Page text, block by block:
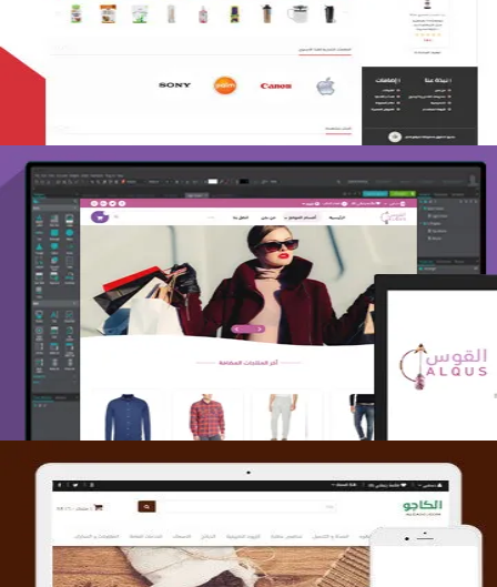
التفاصيل
تصميم متجر القوس
التفاصيل
تصميم متجر الكاجو